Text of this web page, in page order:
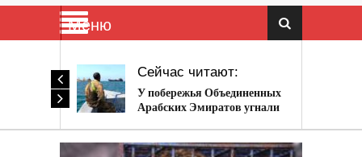
Меню
Сейчас читают:
У побережья Объединенных
Арабских Эмиратов угнали